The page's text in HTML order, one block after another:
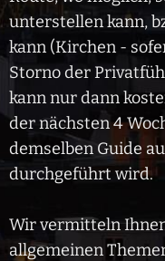
unterstellen kann,
kann (Kirchen -
Storno der
kann nur dann
der nächsten 4
demselben Guide
durchgeführt wird.
Wir vermitteln
allgemeinen